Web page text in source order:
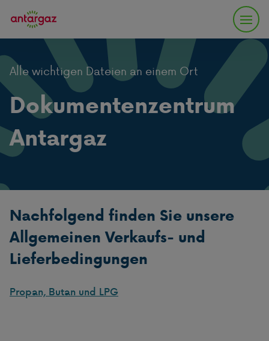
Alle wichtigen Dateien an einem Ort
Dokumentenzentrum
Antargaz
Nachfolgend finden Sie unsere
Allgemeinen Verkaufs- und
Lieferbedingungen
Propan, Butan und LPG